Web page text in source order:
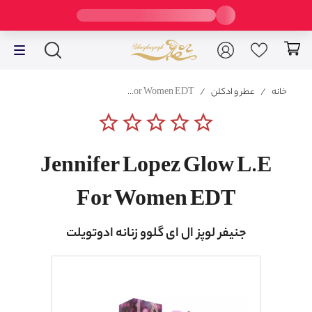
خانه / عطر و ادکلن /
Jennifer Lopez Glow L.E For Women EDT
star_borderstar_borderstar_borderstar_borderstar_border
Jennifer Lopez Glow L.E
For Women EDT
جنیفر لوپز ال ای گلوو زنانه ادوتویلت